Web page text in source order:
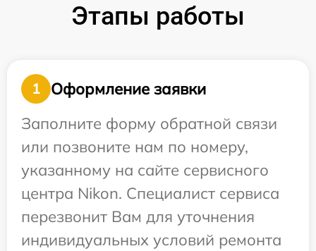
Этапы работы
1
Оформление заявки
Заполните форму обратной связи
или позвоните нам по номеру,
указанному на сайте сервисного
центра Nikon. Специалист сервиса
перезвонит Вам для уточнения
индивидуальных условий ремонта